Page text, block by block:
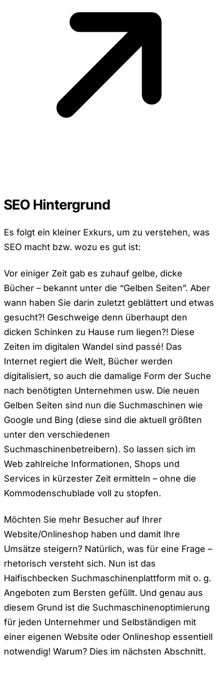
SEO Hintergrund
Es folgt ein kleiner Exkurs, um zu verstehen, was
SEO macht bzw. wozu es gut ist:
Vor einiger Zeit gab es zuhauf gelbe, dicke
Bücher – bekannt unter die “Gelben Seiten”. Aber
wann haben Sie darin zuletzt geblättert und etwas
gesucht?! Geschweige denn überhaupt den
dicken Schinken zu Hause rum liegen?! Diese
Zeiten im digitalen Wandel sind passé! Das
Internet regiert die Welt, Bücher werden
digitalisiert, so auch die damalige Form der Suche
nach benötigten Unternehmen usw. Die neuen
Gelben Seiten sind nun die Suchmaschinen wie
Google und Bing (diese sind die aktuell größten
unter den verschiedenen
Suchmaschinenbetreibern). So lassen sich im
Web zahlreiche Informationen, Shops und
Services in kürzester Zeit ermitteln – ohne die
Kommodenschublade voll zu stopfen.
Möchten Sie mehr Besucher auf Ihrer
Website/Onlineshop haben und damit Ihre
Umsätze steigern? Natürlich, was für eine Frage –
rhetorisch versteht sich. Nun ist das
Haifischbecken Suchmaschinenplattform mit o. g.
Angeboten zum Bersten gefüllt. Und genau aus
diesem Grund ist die Suchmaschinenoptimierung
für jeden Unternehmer und Selbständigen mit
einer eigenen Website oder Onlineshop essentiell
notwendig! Warum? Dies im nächsten Abschnitt.